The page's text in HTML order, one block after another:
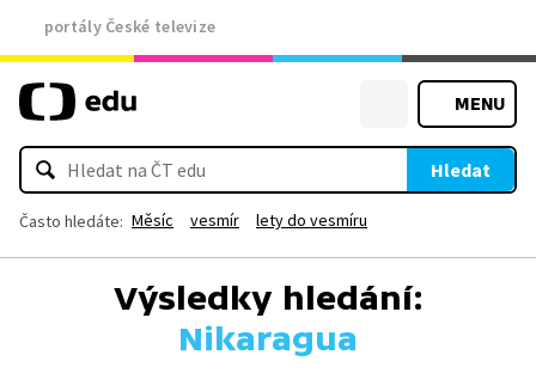
portály České televize
MENU
Hledat
Často hledáte: Měsíc vesmír lety do vesmíru
Výsledky hledání:
Nikaragua